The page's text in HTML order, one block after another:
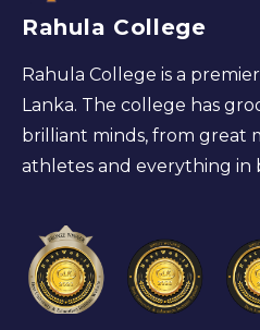
Rahula College
Rahula College is a
Lanka. The college has
brilliant minds, from great
athletes and everything in